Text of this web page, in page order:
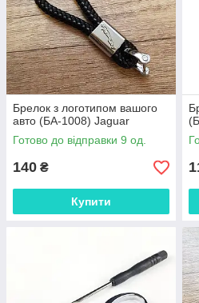
Брелок з логотипом вашого
авто (БА-1008) Jaguar
Готово до відправки 9 од.
140 ₴
Купити